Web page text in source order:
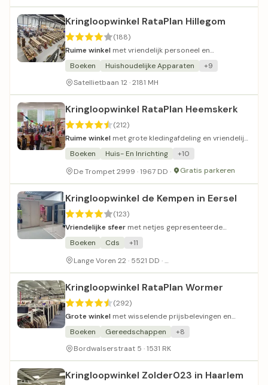
Kringloopwinkel RataPlan Hillegom
(188)
Ruime winkel met vriendelijk personeel en
bezorgservice voor grote items.
Boeken Huishoudelijke Apparaten
+9
Satellietbaan 12 · 2181 MH
Kringloopwinkel RataPlan Heemskerk
(212)
Ruime winkel met grote kledingafdeling en vriendelijk
personeel.
Boeken Huis- En Inrichting
+10
De Trompet 2999 · 1967 DD ·
Gratis parkeren
Kringloopwinkel de Kempen in Eersel
(123)
Vriendelijke sfeer met netjes gepresenteerde
artikelen en diverse naaimaterialen.
Boeken Cds
+11
Lange Voren 22 · 5521 DD ·
Kringloopwinkel RataPlan Wormer
(292)
Grote winkel met wisselende prijsbelevingen en
behulpzaam personeel.
Boeken Gereedschappen
+8
Bordwalserstraat 5 · 1531 RK
Kringloopwinkel Zolder023 in Haarlem